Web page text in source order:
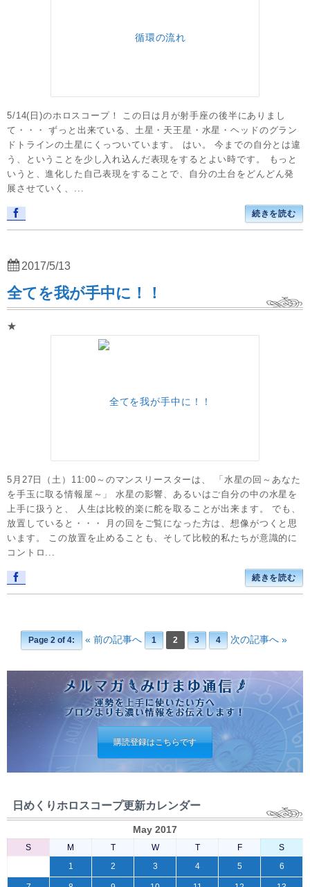
5/14(日)のホロスコープ！ この日は月が射手座の後半にありまし
て・・・ ずっと出来ている、土星・天王星・水星・ヘッドのグラン
ドトラインの土星にくっついています。 はい。 今までの自分とは違
う、ということを少し入れ込んだ表現をするとよい時です。 もっと
いうと、進化した自己表現をすることで、自分の土台をどんどん発
展させていく、...
続きを読む
全てを我が手中に！！
★
5月27日（土）11:00～のマンスリースターは、 「水星の回～あなた
を手玉に取る情報屋～」 水星の影響、あるいはご自分の中の水星を
上手に扱うと、 人生は比較的楽に舵を取ることが出来ます。 でも、
放置していると・・・ 月の回をご覧になった方は、想像がつくと思
います。 この放置を止めることも、そして比較的私たちが意識的に
コントロ...
続きを読む
2017/5/13
Page 2 of 4: « 前の記事へ 1 2 3 4 次の記事へ »
購読登録はこちらです
日めくりホロスコープ更新カレンダー
May 2017
S M T W T F
S
1
2 3 4 5 6